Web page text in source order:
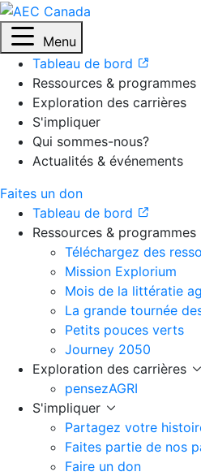
Menu
Tableau de bord
Ressources & programmes
Exploration des carrières
S'impliquer
Qui sommes-nous?
Actualités & événements
Faites un don
Tableau de bord
Ressources & programmes
Téléchargez des
Mission Explorium
Mois de la littératie
La grande tournée
Petits pouces verts
Journey 2050
Exploration des carrières
pensezAGRI
S'impliquer
Partagez votre
Faites partie de nos
Faire un don